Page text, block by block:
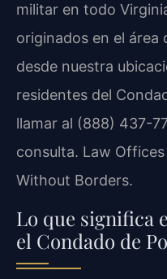
militar en todo
originados en el
desde nuestra
residentes del
llamar al (888) 437-
consulta. Law Offices
Without Borders.
Lo que significa
el Condado de